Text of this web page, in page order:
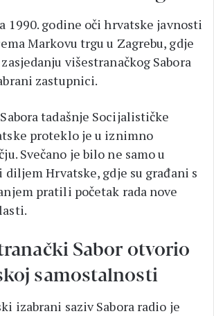
1990. godine oči hrvatske javnosti
Markovu trgu u Zagrebu, gdje
višestranačkog Sabora
zastupnici.
tadašnje Socijalističke
proteklo je u iznimno
Svečano je bilo ne samo u
diljem Hrvatske, gdje su građani s
pratili početak rada nove
Sabor otvorio
samostalnosti
izabrani saziv Sabora radio je